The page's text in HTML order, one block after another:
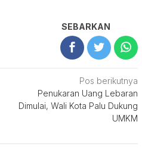
SEBARKAN
Pos berikutnya
Penukaran Uang Lebaran
Dimulai, Wali Kota Palu Dukung
UMKM